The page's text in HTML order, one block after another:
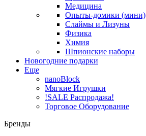
Медицина
Опыты-домики (мини)
Слаймы и Лизуны
Физика
Химия
Шпионские наборы
Новогодние подарки
Еще
nanoBlock
Мягкие Игрушки
!SALE Распродажа!
Торговое Оборудование
Бренды